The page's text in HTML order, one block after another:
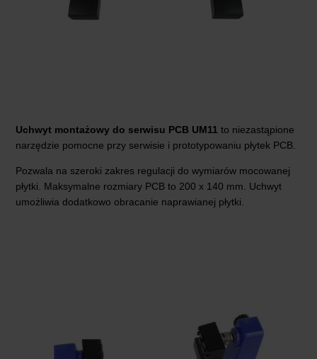
Uchwyt montażowy do serwisu PCB UM11 to niezastąpione
narzędzie pomocne przy serwisie i prototypowaniu płytek PCB.
Pozwala na szeroki zakres regulacji do wymiarów mocowanej
płytki. Maksymalne rozmiary PCB to 200 x 140 mm. Uchwyt
umożliwia dodatkowo obracanie naprawianej płytki.